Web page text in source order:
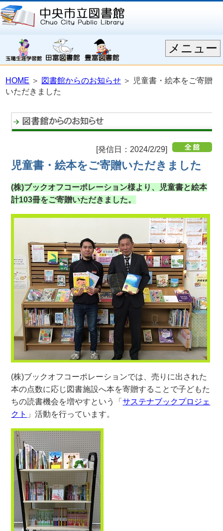
メニュー
HOME ＞ 図書館からのお知らせ ＞ 児童書・絵本をご寄贈
いただきました
[発信日：2024/2/29]
児童書・絵本をご寄贈いただきました
(株)ブックオフコーポレーション様より、児童書と絵本
計103冊をご寄贈いただきました。
(株)ブックオフコーポレーションでは、売りに出された
本の点数に応じ図書施設へ本を寄贈することで子どもた
ちの読書機会を増やすという「サステナブックプロジェ
クト 」活動を行っています。